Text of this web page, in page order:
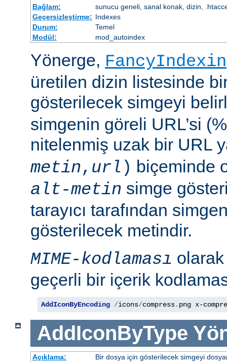
Bağlam:
sunucu geneli, sanal konak, dizin,
Geçersizleştirme: Indexes
Durum:
Temel
Modül:
mod_autoindex
Yönerge,
üretilen dizin listesinde
gösterilecek simgeyi
simgenin göreli URL’si
nitelenmiş uzak bir URL
metin, url ) biçeminde
alt-metin simge
tarayıcı tarafından
gösterilecek metindir.
MIME-kodlaması
geçerli bir içerik
AddIconByEncoding /icons/compress. png x-
AddIconByType
Açıklama:
Bir dosya için gösterilecek simgeyi